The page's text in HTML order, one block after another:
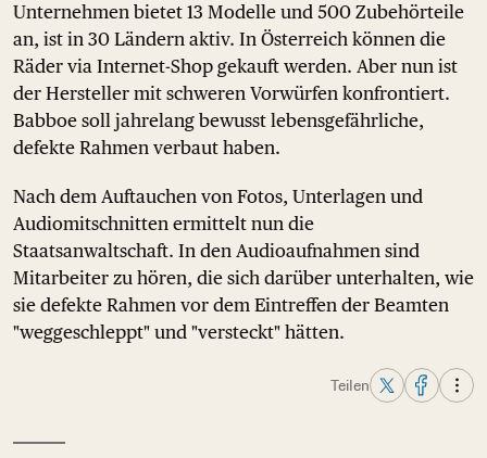
Unternehmen bietet 13 Modelle und 500 Zubehörteile
an, ist in 30 Ländern aktiv. In Österreich können die
Räder via Internet-Shop gekauft werden. Aber nun ist
der Hersteller mit schweren Vorwürfen konfrontiert.
Babboe soll jahrelang bewusst lebensgefährliche,
defekte Rahmen verbaut haben.
Nach dem Auftauchen von Fotos, Unterlagen und
Audiomitschnitten ermittelt nun die
Staatsanwaltschaft. In den Audioaufnahmen sind
Mitarbeiter zu hören, die sich darüber unterhalten, wie
sie defekte Rahmen vor dem Eintreffen der Beamten
"weggeschleppt" und "versteckt" hätten.
Teilen